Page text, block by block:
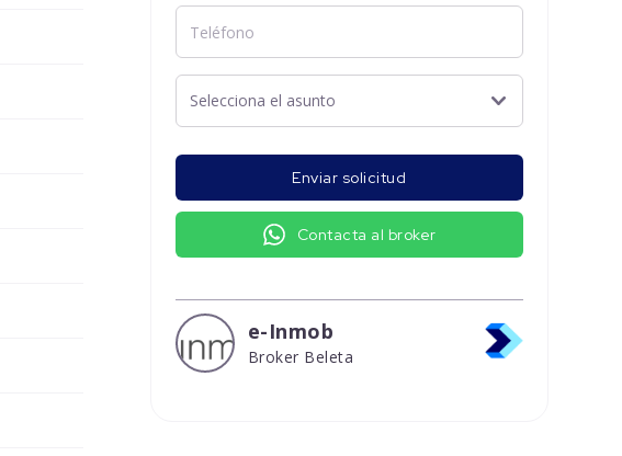
Enviar solicitud
Contacta al broker
e-Inmob
Broker Beleta